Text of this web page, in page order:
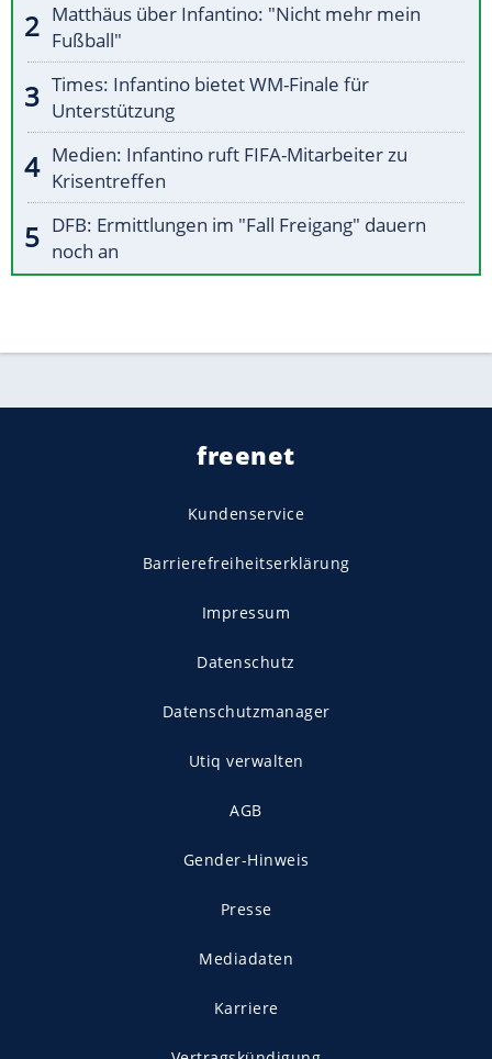
Matthäus über Infantino: "Nicht mehr mein
Fußball"
Times: Infantino bietet WM-Finale für
Unterstützung
Medien: Infantino ruft FIFA-Mitarbeiter zu
Krisentreffen
DFB: Ermittlungen im "Fall Freigang" dauern
noch an
freenet
Kundenservice
Barrierefreiheitserklärung
Impressum
Datenschutz
Datenschutzmanager
Utiq verwalten
AGB
Gender-Hinweis
Presse
Mediadaten
Karriere